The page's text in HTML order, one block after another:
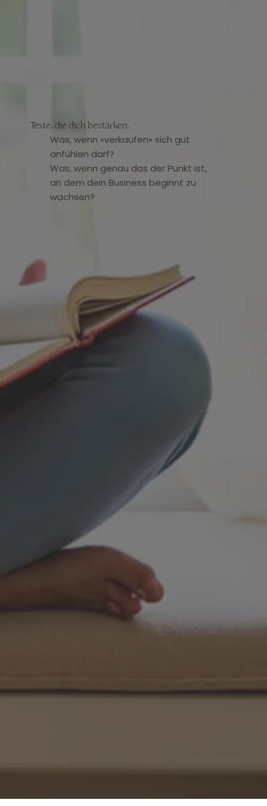
Texte, die dich bestärken.
Was, wenn «verkaufen» sich gut
anfühlen darf?
Was, wenn genau das der Punkt ist,
an dem dein Business beginnt zu
wachsen?